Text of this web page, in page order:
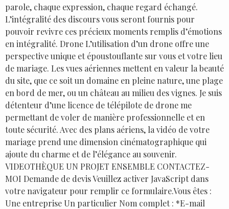
parole, chaque expression, chaque regard échangé.
L’intégralité des discours vous seront fournis pour
pouvoir revivre ces précieux moments remplis d’émotions
en intégralité. Drone L’utilisation d’un drone offre une
perspective unique et époustouflante sur vous et votre lieu
de mariage. Les vues aériennes mettent en valeur la beauté
du site, que ce soit un domaine en pleine nature, une plage
en bord de mer, ou un château au milieu des vignes. Je suis
détenteur d’une licence de télépilote de drone me
permettant de voler de manière professionnelle et en
toute sécurité. Avec des plans aériens, la vidéo de votre
mariage prend une dimension cinématographique qui
ajoute du charme et de l’élégance au souvenir.
VIDEOTHÈQUE UN PROJET ENSEMBLE CONTACTEZ-
MOI Demande de devis Veuillez activer JavaScript dans
votre navigateur pour remplir ce formulaire.Vous êtes :
Une entreprise Un particulier Nom complet : *E-mail